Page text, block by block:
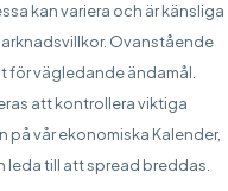
kan variera och är känsliga
Ovanstående
för vägledande ändamål.
att kontrollera viktiga
vår ekonomiska Kalender,
leda till att spread breddas.